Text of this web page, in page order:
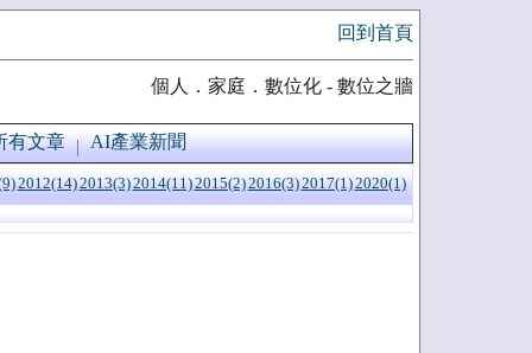
回到首頁
個人．家庭．數位化 - 數位之牆
有文章 AI產業新聞
2012(14)2013(3)2014(11)2015(2)2016(3)2017(1)2020(1)